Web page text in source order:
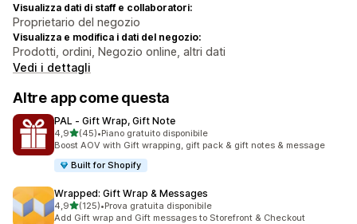
Visualizza dati di staff e collaboratori:
Proprietario del negozio
Visualizza e modifica i dati del negozio:
Prodotti, ordini, Negozio online, altri dati
Vedi i dettagli
Altre app come questa
PAL ‑ Gift Wrap, Gift Note
4,9stelle su 5
(45)
45 recensioni totali
•Piano gratuito disponibile
Boost AOV with Gift wrapping, gift pack & gift notes & message
Built for Shopify
Wrapped: Gift Wrap & Messages
4,9stelle su 5
(125)
125 recensioni totali
•Prova gratuita disponibile
Add Gift wrap and Gift messages to Storefront & Checkout